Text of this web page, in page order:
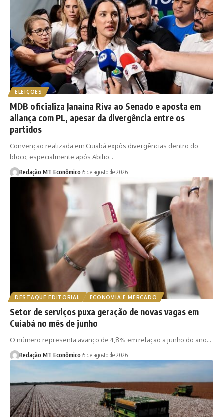
ELEIÇÕES
MDB oficializa Janaina Riva ao Senado e aposta em
aliança com PL, apesar da divergência entre os
partidos
Convenção realizada em Cuiabá expôs divergências dentro do
bloco, especialmente após Abilio…
Redação MT Econômico 5 de agosto de 2026
DESTAQUE EDITORIAL ECONOMIA E MERCADO
Setor de serviços puxa geração de novas vagas em
Cuiabá no mês de junho
O número representa avanço de 4,8% em relação a junho do ano…
Redação MT Econômico 5 de agosto de 2026